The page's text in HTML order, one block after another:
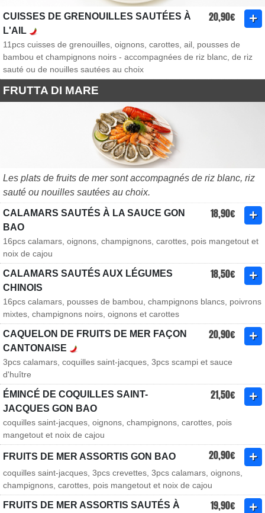
CUISSES DE GRENOUILLES SAUTÉES À
L'AIL
20,90€
11pcs cuisses de grenouilles, oignons, carottes, ail, pousses de
bambou et champignons noirs - accompagnées de riz blanc, de riz
sauté ou de nouilles sautées au choix
FRUTTA DI MARE
Les plats de fruits de mer sont accompagnés de riz blanc, riz
sauté ou nouilles sautées au choix.
CALAMARS SAUTÉS À LA SAUCE GON
BAO
18,90€
16pcs calamars, oignons, champignons, carottes, pois mangetout et
noix de cajou
CALAMARS SAUTÉS AUX LÉGUMES
CHINOIS
18,50€
16pcs calamars, pousses de bambou, champignons blancs, poivrons
mixtes, champignons noirs, oignons et carottes
CAQUELON DE FRUITS DE MER FAÇON
CANTONAISE
20,90€
3pcs calamars, coquilles saint-jacques, 3pcs scampi et sauce
d'huître
ÉMINCÉ DE COQUILLES SAINT-
JACQUES GON BAO
21,50€
coquilles saint-jacques, oignons, champignons, carottes, pois
mangetout et noix de cajou
FRUITS DE MER ASSORTIS GON BAO 20,90€
coquilles saint-jacques, 3pcs crevettes, 3pcs calamars, oignons,
champignons, carottes, pois mangetout et noix de cajou
FRUITS DE MER ASSORTIS SAUTÉS À
19,90€